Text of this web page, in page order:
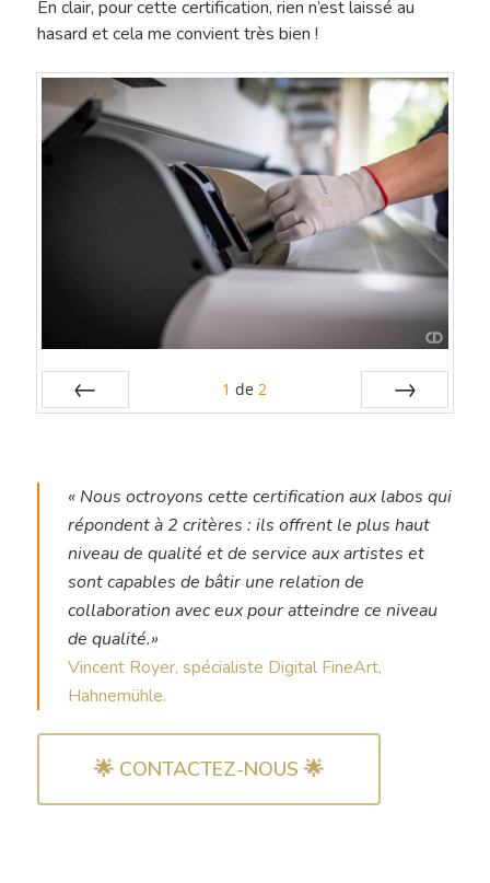
En clair, pour cette certification, rien n’est laissé au
hasard et cela me convient très bien !
1 de 2
« Nous octroyons cette certification aux labos qui
répondent à 2 critères : ils offrent le plus haut
niveau de qualité et de service aux artistes et
sont capables de bâtir une relation de
collaboration avec eux pour atteindre ce niveau
de qualité.»
Vincent Royer, spécialiste Digital FineArt,
Hahnemühle.
🌟 CONTACTEZ-NOUS 🌟
Sélection De
Papiers Labellisés
Papier Exceptionnel
Papier HDEF –
Encadrements Et
Finitions
Reproduction
Traitement De
Contact
Le Blog De